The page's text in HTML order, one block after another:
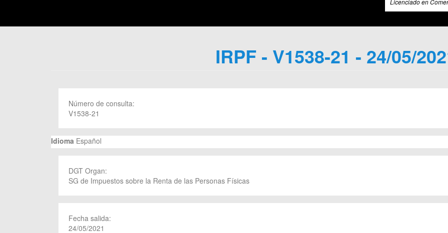
IRPF - V1538-21 - 24/05/
Número de consulta:
V1538-21
Idioma Español
DGT Organ:
SG de Impuestos sobre la Renta de las Personas Físicas
Fecha salida:
24/05/2021